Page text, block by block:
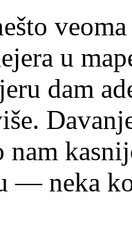
u
dam
nam
— neka